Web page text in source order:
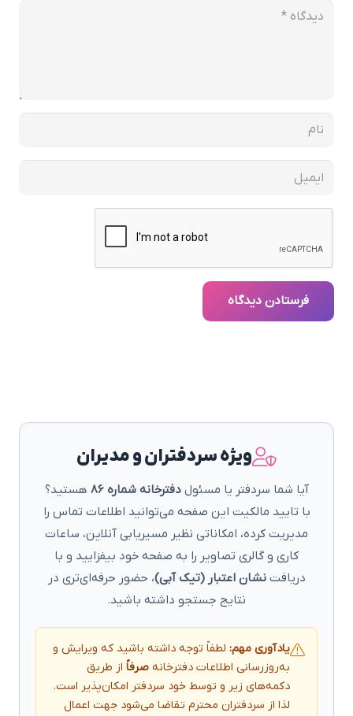
فرستادن دیدگاه
ویژه سردفتران و مدیران
آیا شما سردفتر یا مسئولدفترخانه شماره 86
هستید؟
با تایید مالکیت این صفحه می‌توانید اطلاعات تماس را
مدیریت کرده، امکاناتی نظیر مسیریابی آنلاین، ساعات
کاری و گالری تصاویر را به صفحه خود بیفزایید و با
دریافتنشان اعتبار (تیک آبی)، حضور حرفه‌ای‌تری در
نتایج جستجو داشته باشید.
یادآوری مهم: لطفاً توجه داشته باشید که ویرایش و
به‌روزرسانی اطلاعات دفترخانه صرفاً از طریق
دکمه‌های زیر و توسط خود سردفتر امکان‌پذیر است.
لذا از سردفتران محترم تقاضا می‌شود جهت اعمال